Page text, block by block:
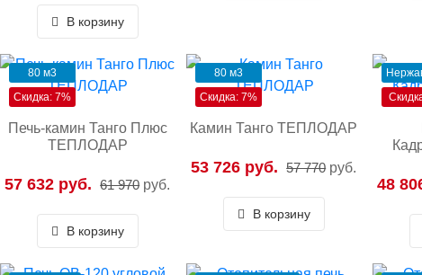
В корзину
80 м3
Скидка: 7%
Печь-камин Танго Плюс
ТЕПЛОДАР
57 632 руб. 61 970 руб.
В корзину
80 м3
Скидка: 7%
Камин Танго ТЕПЛОДАР
53 726 руб. 57 770 руб.
В корзину
48